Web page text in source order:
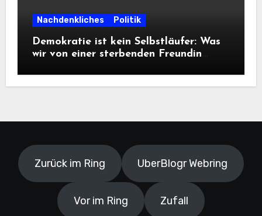
Nachdenkliches Politik
Demokratie ist kein Selbstläufer: Was
wir von einer sterbenden Freundin
Zurück im Ring UberBlogr Webring
Vor im Ring Zufall